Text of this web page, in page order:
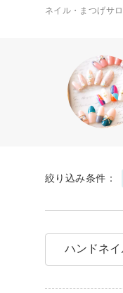
ネイル・まつげサ
絞り込み条件：
ハンドネ